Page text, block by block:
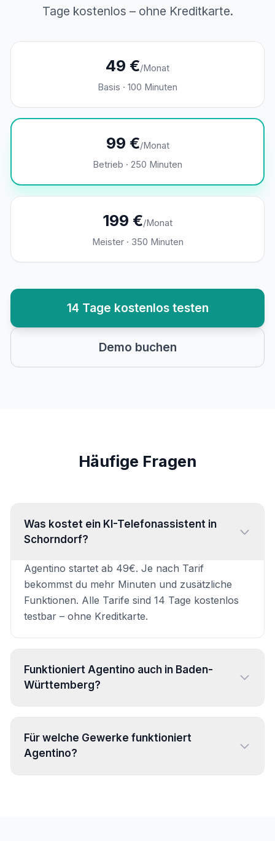
Tage kostenlos – ohne Kreditkarte.
49 €/Monat
Basis · 100 Minuten
99 €/Monat
Betrieb · 250 Minuten
199 €/Monat
Meister · 350 Minuten
14 Tage kostenlos testen
Demo buchen
Häufige Fragen
Was kostet ein KI-Telefonassistent in
Schorndorf?
Agentino startet ab 49€. Je nach Tarif
bekommst du mehr Minuten und zusätzliche
Funktionen. Alle Tarife sind 14 Tage kostenlos
testbar – ohne Kreditkarte.
Funktioniert Agentino auch in Baden-
Württemberg?
Ja, Agentino funktioniert deutschlandweit. Die
automatische Einzugsgebiet-Prüfung stellt
sicher, dass nur Anfragen aus deinem Gebiet
durchkommen – egal ob Schorndorf,
Waiblingen, Fellbach, Winnenden, Backnang
Für welche Gewerke funktioniert
Agentino?